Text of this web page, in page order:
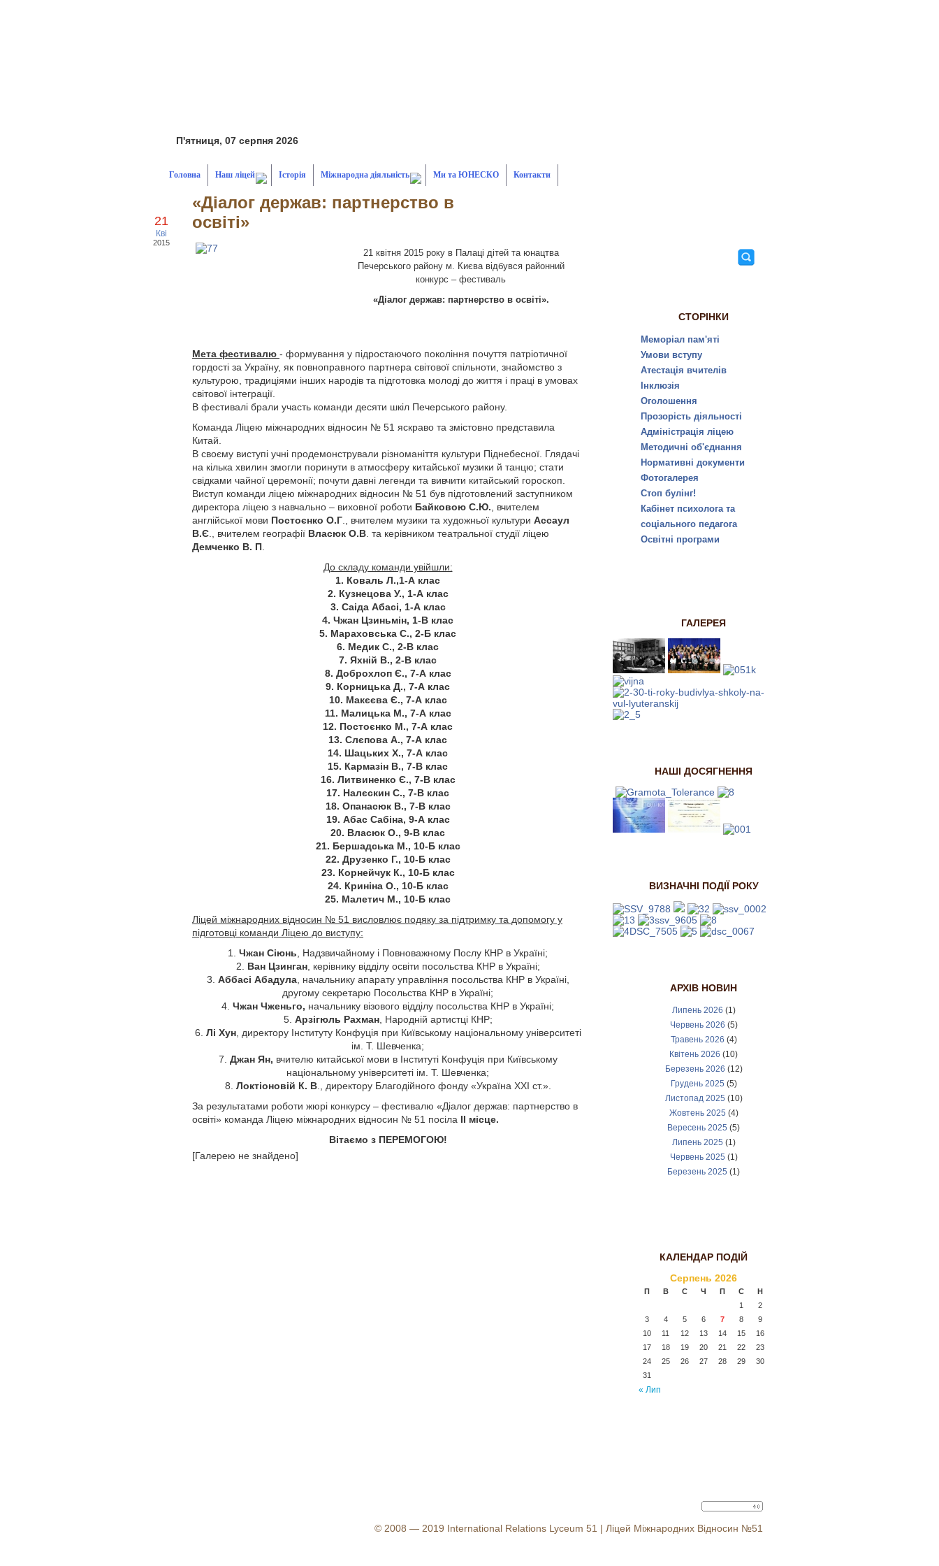
П'ятниця, 07 серпня 2026
Головна Наш ліцей Історія Міжнародна діяльність Ми та ЮНЕСКО Контакти
21
Кві
2015
«Діалог держав: партнерство в
освіті»
21 квітня 2015 року в Палаці дітей та юнацтва
Печерського району м. Києва відбувся районний
конкурс – фестиваль
«Діалог держав: партнерство в освіті».
Мета фестивалю - формування у підростаючого покоління почуття патріотичної
гордості за Україну, як повноправного партнера світової спільноти, знайомство з
культурою, традиціями інших народів та підготовка молоді до життя і праці в умовах
світової інтеграції.
В фестивалі брали участь команди десяти шкіл Печерського району.
Команда Ліцею міжнародних відносин № 51 яскраво та змістовно представила
Китай.
В своєму виступі учні продемонстрували різноманіття культури Піднебесної. Глядачі
на кілька хвилин змогли поринути в атмосферу китайської музики й танцю; стати
свідками чайної церемонії; почути давні легенди та вивчити китайський гороскоп.
Виступ команди ліцею міжнародних відносин № 51 був підготовлений заступником
директора ліцею з навчально – виховної роботи Байковою С.Ю. , вчителем
англійської мови Постоєнко О.Г ., вчителем музики та художньої культури Ассаул
В.Є ., вчителем географії Власюк О.В . та керівником театральної студії ліцею
Демченко В. П
До складу команди увійшли:
1. Коваль Л.,1-А клас
2. Кузнецова У., 1-А клас
3. Саіда Абасі, 1-А клас
4. Чжан Цзиньмін, 1-В клас
5. Мараховська С., 2-Б клас
6. Медик С., 2-В клас
7. Яхній В., 2-В клас
8. Доброхлоп Є., 7-А клас
9. Корницька Д., 7-А клас
10. Макєєва Є., 7-А клас
11. Малицька М., 7-А клас
12. Постоєнко М., 7-А клас
13. Слєпова А., 7-А клас
14. Шацьких Х., 7-А клас
15. Кармазін В., 7-В клас
16. Литвиненко Є., 7-В клас
17. Налєскин С., 7-В клас
18. Опанасюк В., 7-В клас
19. Абас Сабіна, 9-А клас
20. Власюк О., 9-В клас
21. Бершадська М., 10-Б клас
22. Друзенко Г., 10-Б клас
23. Корнейчук К., 10-Б клас
24. Криніна О., 10-Б клас
25. Малетич М., 10-Б клас
Ліцей міжнародних відносин № 51 висловлює подяку за підтримку та допомогу у
підготовці команди Ліцею до виступу:
1. Чжан Сіюнь , Надзвичайному і Повноважному Послу КНР в Україні;
2. Ван Цзинган, керівнику відділу освіти посольства КНР в Україні;
3. Аббасі Абадула, начальнику апарату управління посольства КНР в Україні,
другому секретарю Посольства КНР в Україні;
4. Чжан Чженьго, начальнику візового відділу посольства КНР в Україні;
5. Арзігюль Рахман, Народній артистці КНР;
6. Лі Хун, директору Інституту Конфуція при Київському національному університеті
ім. Т. Шевченка;
7. Джан Ян, вчителю китайської мови в Інституті Конфуція при Київському
національному університеті ім. Т. Шевченка;
8. Локтіоновій К. В., директору Благодійного фонду «Україна ХХІ ст.».
За результатами роботи жюрі конкурсу – фестивалю «Діалог держав: партнерство в
освіті» команда Ліцею міжнародних відносин № 51 посіла ІІ місце.
Вітаємо з ПЕРЕМОГОЮ!
[Галерею не знайдено]
СТОРІНКИ
Меморіал пам'яті
Умови вступу
Атестація вчителів
Інклюзія
Оголошення
Прозорість діяльності
Адміністрація ліцею
Методичні об'єднання
Нормативні документи
Фотогалерея
Стоп булінг!
Кабінет психолога та
соціального педагога
Освітні програми
ГАЛЕРЕЯ
НАШІ ДОСЯГНЕННЯ
ВИЗНАЧНІ ПОДІЇ РОКУ
АРХІВ НОВИН
Липень 2026 (1)
Червень 2026 (5)
Травень 2026 (4)
Квітень 2026 (10)
Березень 2026 (12)
Грудень 2025 (5)
Листопад 2025 (10)
Жовтень 2025 (4)
Вересень 2025 (5)
Липень 2025 (1)
Червень 2025 (1)
Березень 2025 (1)
КАЛЕНДАР ПОДІЙ
Серпень 2026
П В С Ч П С Н
« Лип
1
2
3
4 5 6 7 8
9
10
11 12 13 14 15
16
17
18 19 20 21 22
23
24
25 26 27 28 29
30
31
© 2008 — 2019 International Relations Lyceum 51 | Ліцей Міжнародних Відносин №51